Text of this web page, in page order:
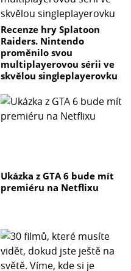
Recenze hry Splatoon
Raiders. Nintendo
proměnilo svou
multiplayerovou sérii ve
skvělou singleplayerovku
Ukázka z GTA 6 bude mít
premiéru na Netflixu